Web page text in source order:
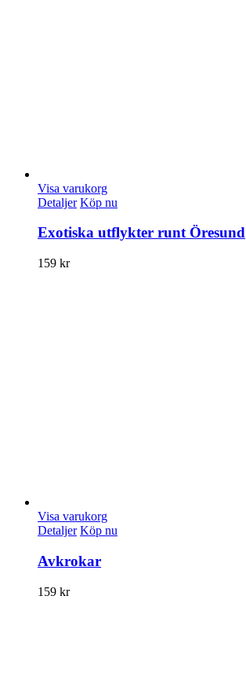
Visa varukorg
Detaljer Köp nu
Exotiska utflykter runt Öresund
159 kr
Visa varukorg
Detaljer Köp nu
Avkrokar
159 kr